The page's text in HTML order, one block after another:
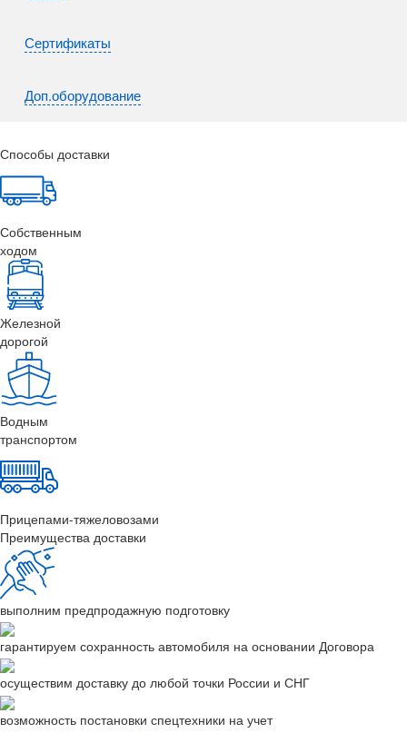
Сертификаты
Доп.оборудование
Способы доставки
Собственным
ходом
Железной
дорогой
Водным
транспортом
Прицепами-тяжеловозами
Преимущества доставки
выполним предпродажную подготовку
гарантируем сохранность автомобиля на основании Договора
осуществим доставку до любой точки России и СНГ
возможность постановки спецтехники на учет